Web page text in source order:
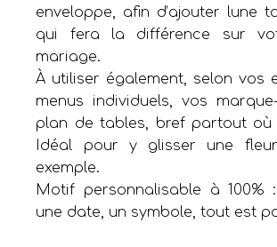
enveloppe, afin d’ajouter lune
qui fera la différence sur
mariage.
À utiliser également, selon vos
menus individuels, vos
plan de tables, bref partout où
Idéal pour y glisser une
exemple.
Motif personnalisable à 100%
une date, un symbole, tout est